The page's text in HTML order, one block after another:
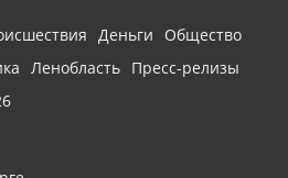
Деньги
Общество
Ленобласть Пресс-релизы